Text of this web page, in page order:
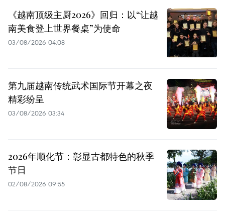
《越南顶级主厨2026》回归：以“让越
南美食登上世界餐桌”为使命
03/08/2026 04:08
第九届越南传统武术国际节开幕之夜
精彩纷呈
03/08/2026 03:34
2026年顺化节：彰显古都特色的秋季
节日
02/08/2026 09:55